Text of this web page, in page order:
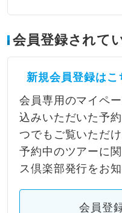
会員登録されて
新規会員登録は
会員専用のマイペ
込みいただいた予
つでもご覧いただ
予約中のツアーに
ス倶楽部発行をお
会員登